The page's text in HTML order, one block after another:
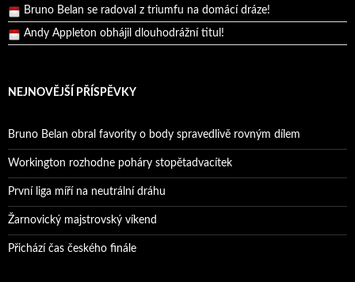
Andy Appleton obhájil dlouhodrážní titul!
Reprezentační dvojice brala český titul!
NEJNOVĚJŠÍ PŘÍSPĚVKY
Bruno Belan obral favority o body spravedlivě rovným dílem
Workington rozhodne poháry stopětadvacítek
První liga míří na neutrální dráhu
Žarnovický majstrovský víkend
Přichází čas českého finále